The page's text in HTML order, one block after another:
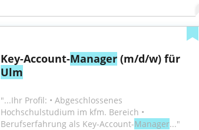
Key-Account-Manager
Ulm
"...Ihr Profil: • Abgeschlossenes
Hochschulstudium im kfm. Bereich •
Berufserfahrung als Key-Account-Manager..."